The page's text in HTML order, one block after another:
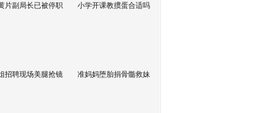
片副局长已被停职 小学开课教掼蛋合适吗
招聘现场美腿抢镜 准妈妈堕胎捐骨髓救妹